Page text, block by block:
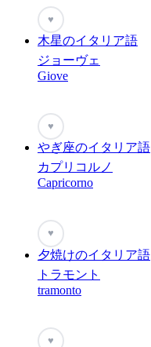
♥
木星のイタリア語
ジョーヴェ
Giove
♥
やぎ座のイタリア語
カプリコルノ
Capricorno
♥
夕焼けのイタリア語
トラモント
tramonto
♥